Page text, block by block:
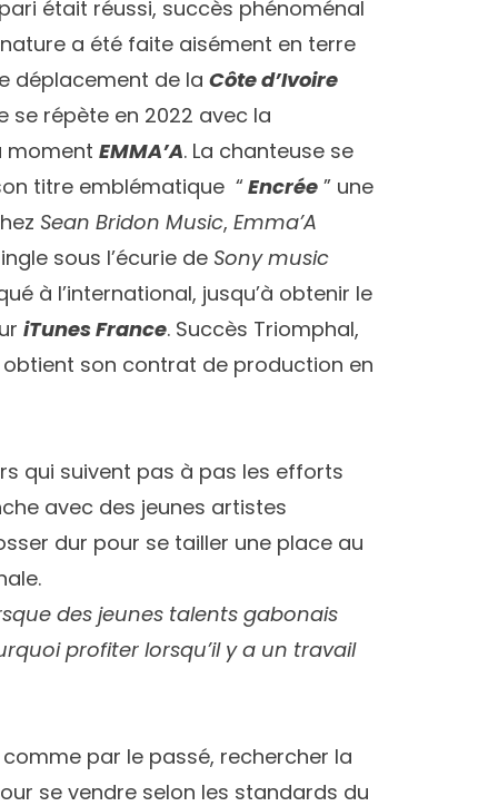
était réussi, succès phénoménal
a été faite aisément en terre
déplacement de la Côte d’Ivoire
se répète en 2022 avec la
moment EMMA’A. La chanteuse se
titre emblématique “ Encrée ” une
Sean Bridon Music, Emma’A
sous l’écurie de Sony music
à l’international, jusqu’à obtenir le
iTunes France. Succès Triomphal,
son contrat de production en
qui suivent pas à pas les efforts
avec des jeunes artistes
dur pour se tailler une place au
des jeunes talents gabonais
profiter lorsqu’il y a un travail
par le passé, rechercher la
se vendre selon les standards du